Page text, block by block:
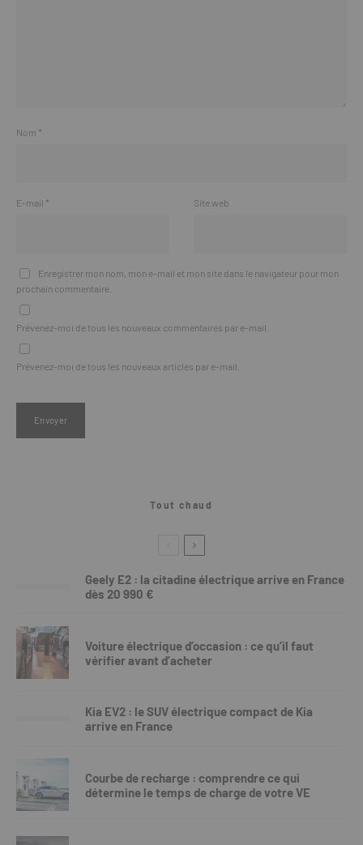
Nom *
E-mail * Site web
Enregistrer mon nom, mon e-mail et mon site dans le navigateur pour mon
prochain commentaire.
Prévenez-moi de tous les nouveaux commentaires par e-mail.
Prévenez-moi de tous les nouveaux articles par e-mail.
Tout chaud
Geely E2 : la citadine électrique arrive en France
dès 20 990 €
Voiture électrique d’occasion : ce qu’il faut
vérifier avant d’acheter
Kia EV2 : le SUV électrique compact de Kia
arrive en France
Courbe de recharge : comprendre ce qui
détermine le temps de charge de votre VE